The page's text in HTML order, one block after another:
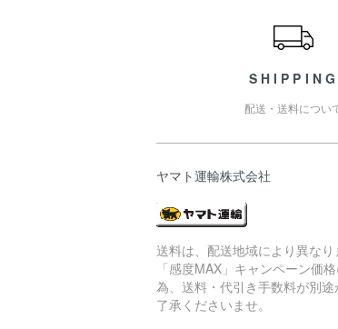
SHIPPING
配送・送料につい
ヤマト運輸株式会社
送料は、配送地域により異なり
「感度MAX」キャンペーン価
為、送料・代引き手数料が別
了承くださいませ。